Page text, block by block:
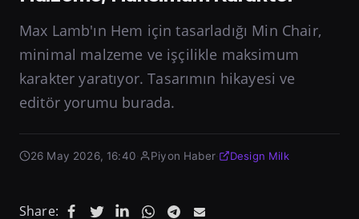
Max Lamb'ın Hem için tasarladığı Min Chair,
minimal malzeme ve işçilikle maksimum
karakter yaratıyor. Tasarımın hikayesi ve
editör yorumu burada.
26 May 2026, 16:40 Piyon Haber· Design Milk
Share: